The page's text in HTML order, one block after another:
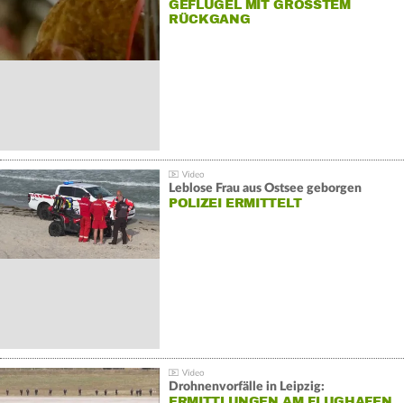
GEFLÜGEL MIT GRÖSSTEM R
ÜCKGANG
Leblose Frau aus Ostsee geborgen
POLIZEI ERMITTELT
Drohnenvorfälle in Leipzig: